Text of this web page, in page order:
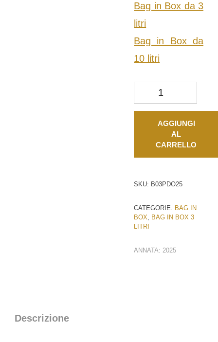
Bag in Box da 3
litri
Bag in Box da
10 litri
Riocrosio quantità
AGGIUNGI
AL
CARRELLO
SKU: B03PDO25
CATEGORIE: BAG IN
BOX, BAG IN BOX 3
LITRI
ANNATA: 2025
Descrizione